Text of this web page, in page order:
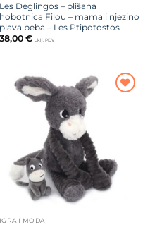
Les Deglingos – plišana
hobotnica Filou – mama i njezino
plava beba – Les Ptipotostos
38,00 € uklj. PDV
IGRA I MODA